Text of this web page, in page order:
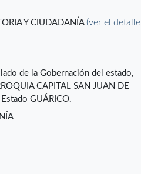
Y CIUDADANÍA(ver el detalle
de la Gobernación del estado,
CAPITAL SAN JUAN DE
GUÁRICO.